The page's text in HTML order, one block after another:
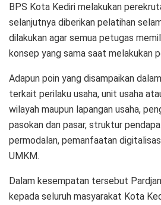
BPS Kota Kediri melakukan
selanjutnya diberikan pelatihan
dilakukan agar semua petugas
konsep yang sama saat melakukan
Adapun poin yang disampaikan
terkait perilaku usaha, unit usaha
wilayah maupun lapangan usaha,
pasokan dan pasar, struktur
permodalan, pemanfaatan
UMKM.
Dalam kesempatan tersebut
kepada seluruh masyarakat Kota